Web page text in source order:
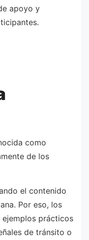
apoyo y
como
de los
el contenido
Por eso, los
prácticos
de tránsito o